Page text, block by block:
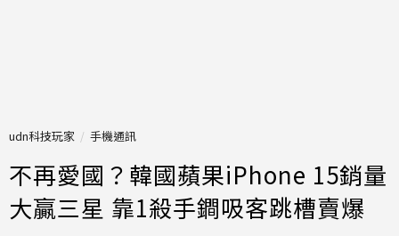
udn科技玩家 手機通訊
不再愛國？韓國蘋果iPhone 15銷量
大贏三星 靠1殺手鐧吸客跳槽賣爆